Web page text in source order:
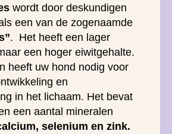
wordt door deskundigen
een van de zogenaamde
. Het heeft een lager
een hoger eiwitgehalte.
heeft uw hond nodig voor
en
in het lichaam. Het bevat
een aantal mineralen
selenium en zink.